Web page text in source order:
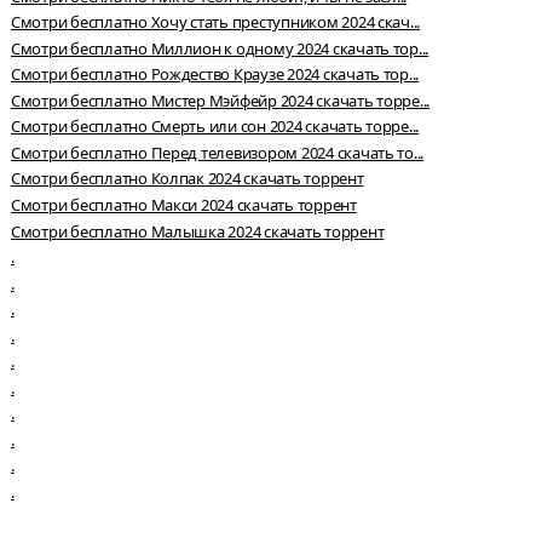
Смотри бесплатно Хочу стать преступником 2024 скач...
Смотри бесплатно Миллион к одному 2024 скачать тор...
Смотри бесплатно Рождество Краузе 2024 скачать тор...
Смотри бесплатно Мистер Мэйфейр 2024 скачать торре...
Смотри бесплатно Смерть или сон 2024 скачать торре...
Смотри бесплатно Перед телевизором 2024 скачать то...
Смотри бесплатно Колпак 2024 скачать торрент
Смотри бесплатно Макси 2024 скачать торрент
Смотри бесплатно Малышка 2024 скачать торрент
.
.
.
.
.
.
.
.
.
.